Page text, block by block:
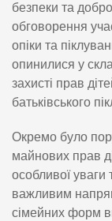
безпеки та
обговорення
опіки та
опинилися у
захисті прав
батьківського
Окремо було
майнових прав
особливої уваги
важливим
сімейних форм